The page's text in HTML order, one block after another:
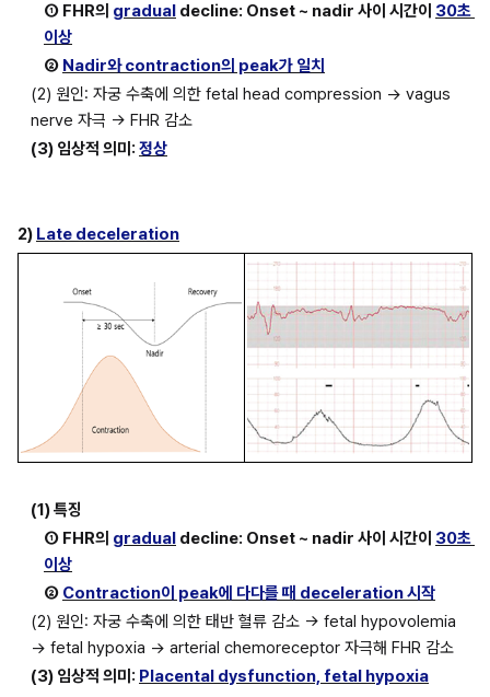
① FHR의 gradual decline: Onset ~ nadir 사이 시간이 30초
이상
② Nadir와 contraction의 peak가 일치
(2) 원인: 자궁 수축에 의한 fetal head compression → vagus
nerve 자극 → FHR 감소
(3) 임상적 의미: 정상
2) Late deceleration
(1) 특징
① FHR의 gradual decline: Onset ~ nadir 사이 시간이 30초
이상
② Contraction이 peak에 다다를 때 deceleration 시작
(2) 원인: 자궁 수축에 의한 태반 혈류 감소 → fetal hypovolemia
→ fetal hypoxia → arterial chemoreceptor 자극해 FHR 감소
(3) 임상적 의미: Placental dysfunction, fetal hypoxia